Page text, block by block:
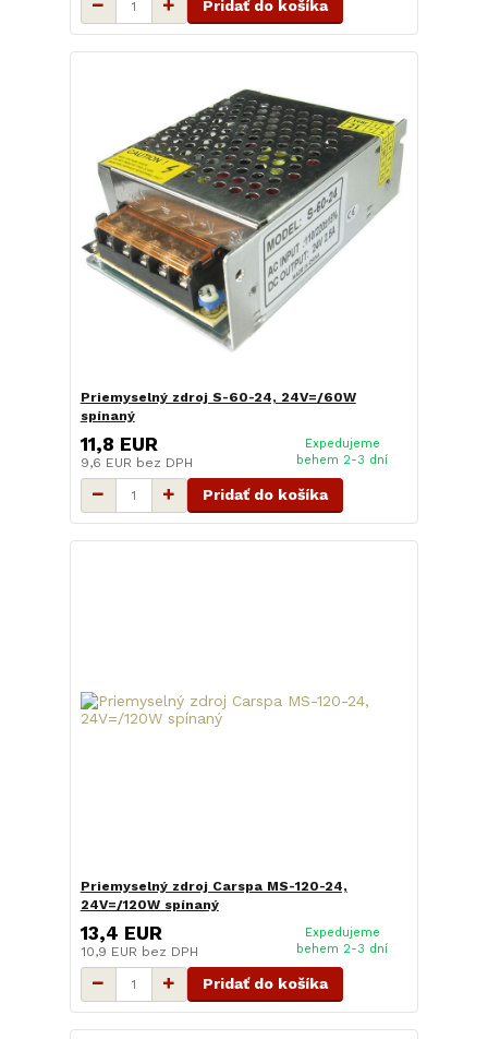
Pridať do košíka
Priemyselný zdroj S-60-24, 24V=/60W
spínaný
11,8 EUR
9,6 EUR bez DPH
Expedujeme
behem 2-3 dní
Pridať do košíka
Priemyselný zdroj Carspa MS-120-24,
24V=/120W spínaný
13,4 EUR
10,9 EUR bez DPH
Expedujeme
behem 2-3 dní
Pridať do košíka